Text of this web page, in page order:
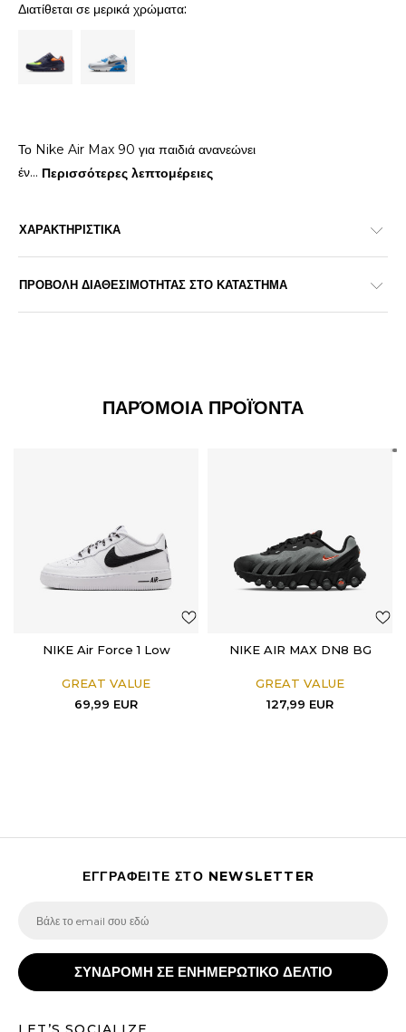
Διατίθεται σε μερικά χρώματα:
Το Nike Air Max 90 για παιδιά ανανεώνει
έν... Περισσότερες λεπτομέρειες
ΧΑΡΑΚΤΗΡΙΣΤΙΚΑ
ΠΡΟΒΟΛΗ ΔΙΑΘΕΣΙΜΟΤΗΤΑΣ ΣΤΟ ΚΑΤΑΣΤΗΜΑ
ΠΑΡΌΜΟΙΑ ΠΡΟΪΌΝΤΑ
NIKE Air Force 1 Low
GREAT VALUE
69,99 EUR
NIKE AIR MAX DN8 BG
GREAT VALUE
127,99 EUR
ΕΓΓΡΑΦΕΙΤΕ ΣΤΟ NEWSLETTER
ΣΥΝΔΡΟΜΗ ΣΕ ΕΝΗΜΕΡΩΤΙΚΟ ΔΕΛΤΙΟ